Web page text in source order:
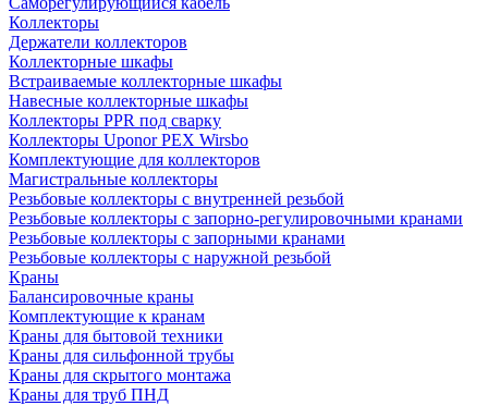
Коллекторы
Держатели коллекторов
Коллекторные шкафы
Встраиваемые коллекторные шкафы
Навесные коллекторные шкафы
Коллекторы PPR под сварку
Коллекторы Uponor PEX Wirsbo
Комплектующие для коллекторов
Магистральные коллекторы
Резьбовые коллекторы с внутренней резьбой
Резьбовые коллекторы с запорно-регулировочными кранами
Резьбовые коллекторы с запорными кранами
Резьбовые коллекторы с наружной резьбой
Краны
Балансировочные краны
Комплектующие к кранам
Краны для бытовой техники
Краны для сильфонной трубы
Краны для скрытого монтажа
Краны для труб ПНД